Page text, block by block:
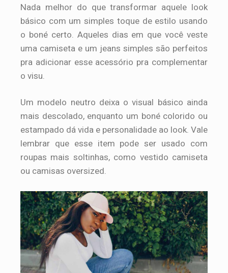
Nada melhor do que transformar aquele look
básico com um simples toque de estilo usando
o boné certo. Aqueles dias em que você veste
uma camiseta e um jeans simples são perfeitos
pra adicionar esse acessório pra complementar
o visu.
Um modelo neutro deixa o visual básico ainda
mais descolado, enquanto um boné colorido ou
estampado dá vida e personalidade ao look. Vale
lembrar que esse item pode ser usado com
roupas mais soltinhas, como vestido camiseta
ou camisas oversized.